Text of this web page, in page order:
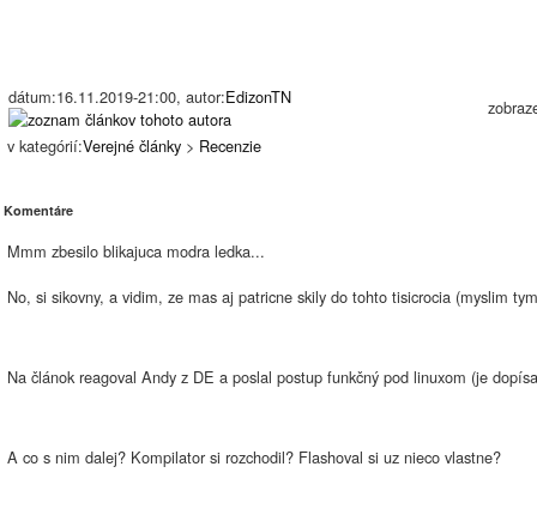
dátum:16.11.2019-21:00, autor:EdizonTN
v kategórií:Verejné články > Recenzie
Komentáre
Mmm zbesilo blikajuca modra ledka...
No, si sikovny, a vidim, ze mas aj patricne skily do tohto tisicrocia (myslim
Na článok reagoval Andy z DE a poslal postup funkčný pod linuxom (je
A co s nim dalej? Kompilator si rozchodil? Flashoval si uz nieco vlastne?